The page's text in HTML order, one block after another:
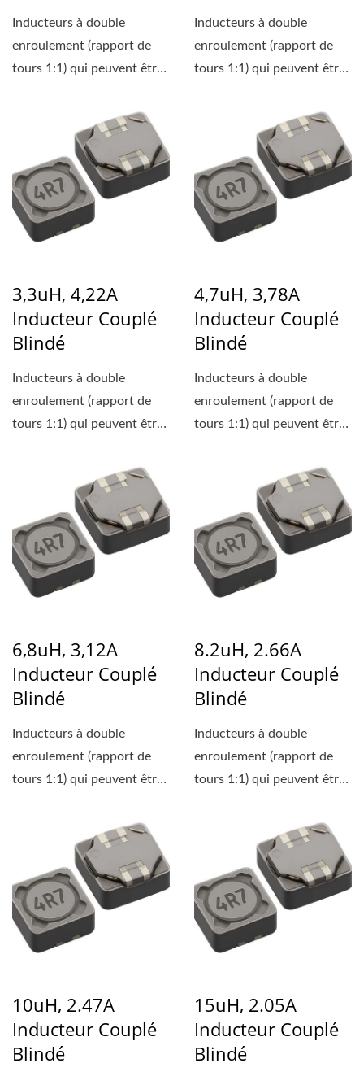
Inducteurs à double
enroulement (rapport de
tours 1:1) qui peuvent être
Inducteurs à double
enroulement (rapport de
tours 1:1) qui peuvent être
3,3uH, 4,22A
Inducteur Couplé
Blindé
Inducteurs à double
enroulement (rapport de
tours 1:1) qui peuvent être
4,7uH, 3,78A
Inducteur Couplé
Blindé
Inducteurs à double
enroulement (rapport de
tours 1:1) qui peuvent être
6,8uH, 3,12A
Inducteur Couplé
Blindé
Inducteurs à double
enroulement (rapport de
tours 1:1) qui peuvent être
8.2uH, 2.66A
Inducteur Couplé
Blindé
Inducteurs à double
enroulement (rapport de
tours 1:1) qui peuvent être
10uH, 2.47A
Inducteur Couplé
Blindé
15uH, 2.05A
Inducteur Couplé
Blindé